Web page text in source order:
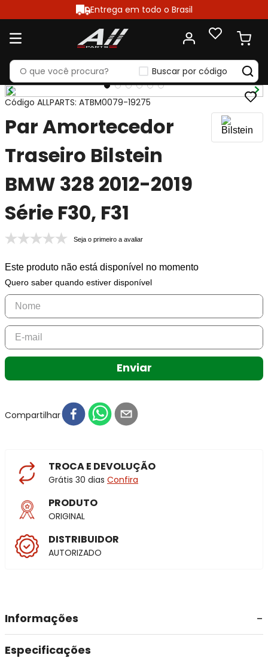
Entrega em todo o Brasil
Buscar por código
Código ALLPARTS: ATBM0079-19275
Par Amortecedor
Traseiro Bilstein
BMW 328 2012-2019
Série F30, F31
Seja o primeiro a avaliar
Este produto não está disponível no momento
Quero saber quando estiver disponível
Enviar
Compartilhar
TROCA E DEVOLUÇÃO
Grátis 30 dias Confira
PRODUTO
ORIGINAL
DISTRIBUIDOR
AUTORIZADO
Informações
Especificações